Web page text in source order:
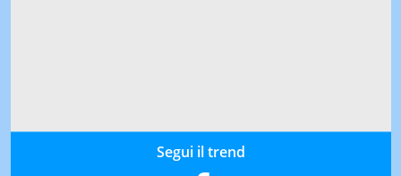
Segui il trend